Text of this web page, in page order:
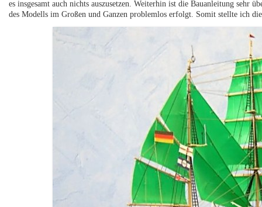
es insgesamt auch nichts auszusetzen. Weiterhin ist die Bauanleitung sehr
des Modells im Großen und Ganzen problemlos erfolgt. Somit stellte ich